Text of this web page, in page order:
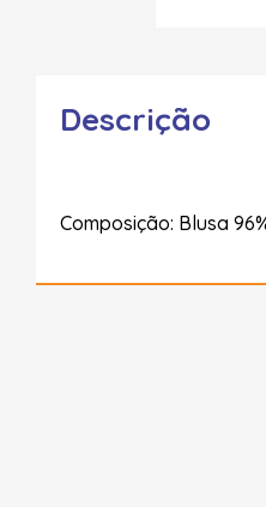
Descrição
Composição: Blusa